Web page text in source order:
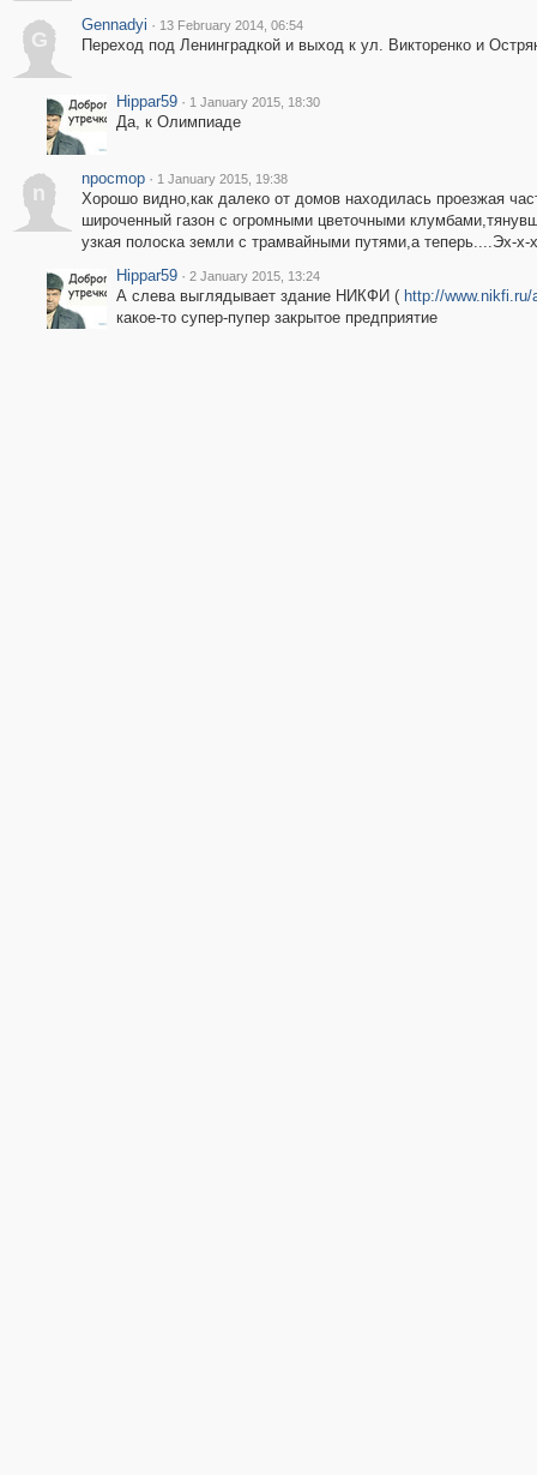
G
Gennadyi · 13 February 2014, 06:54
Переход под Ленинградкой и выход к ул. Викторенко и
Hippar59 · 1 January 2015, 18:30
Да, к Олимпиаде
n
npocmop · 1 January 2015, 19:38
Хорошо видно,как далеко от домов находилась проезжая
широченный газон с огромными цветочными
узкая полоска земли с трамвайными путями,а теперь....Эх-х-
Hippar59 · 2 January 2015, 13:24
А слева выглядывает здание НИКФИ ( http://
какое-то супер-пупер закрытое предприятие